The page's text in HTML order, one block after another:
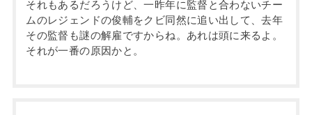
それもあるだろうけど、一昨年に監督と合わないチー
ムのレジェンドの俊輔をクビ同然に追い出して、去年
その監督も謎の解雇ですからね。あれは頭に来るよ。
それが一番の原因かと。